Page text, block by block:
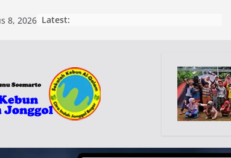
8, 2026 Latest: